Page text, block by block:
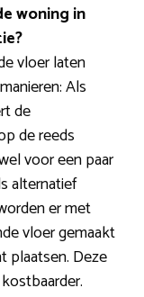
woning in
vloer laten
Als
de
de reeds
voor een paar
alternatief
er met
vloer gemaakt
plaatsen. Deze